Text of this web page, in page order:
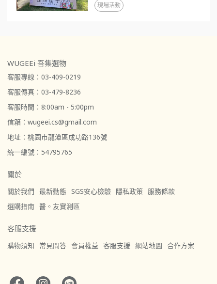
現場活動
WUGEEi 吾集選物
客服專線：03-409-0219
客服傳真：03-479-8236
客服時間：8:00am - 5:00pm
信箱：wugeei.cs@gmail.com
地址：桃園市龍潭區成功路136號
統一編號：54795765
關於
關於我們 最新動態 SGS安心檢驗 隱私政策 服務條款
選購指南 醫。友實測區
客服支援
購物須知 常見問答 會員權益 客服支援 網站地圖 合作方案